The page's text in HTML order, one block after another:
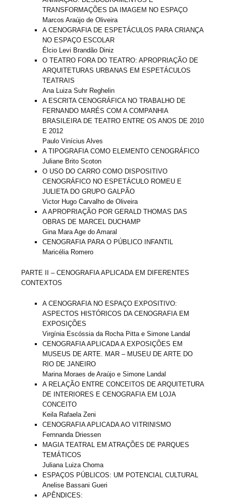
TRANSFORMAÇÕES DA IMAGEM NO ESPAÇO
Marcos Araújo de Oliveira
A CENOGRAFIA DE ESPETÁCULOS PARA CRIANÇA
NO ESPAÇO ESCOLAR
Élcio Levi Brandão Diniz
O TEATRO FORA DO TEATRO: APROPRIAÇÃO DE
ARQUITETURAS URBANAS EM ESPETÁCULOS
TEATRAIS
Ana Luiza Suhr Reghelin
A ESCRITA CENOGRÁFICA NO TRABALHO DE
FERNANDO MARÉS COM A COMPANHIA
BRASILEIRA DE TEATRO ENTRE OS ANOS DE 2010
E 2012
Paulo Vinícius Alves
A TIPOGRAFIA COMO ELEMENTO CENOGRÁFICO
Juliane Brito Scoton
O USO DO CARRO COMO DISPOSITIVO
CENOGRÁFICO NO ESPETÁCULO ROMEU E
JULIETA DO GRUPO GALPÃO
Victor Hugo Carvalho de Oliveira
A APROPRIAÇÃO POR GERALD THOMAS DAS
OBRAS DE MARCEL DUCHAMP
Gina Mara Age do Amaral
CENOGRAFIA PARA O PÚBLICO INFANTIL
Maricélia Romero
PARTE II – CENOGRAFIA APLICADA EM DIFERENTES
CONTEXTOS
A CENOGRAFIA NO ESPAÇO EXPOSITIVO:
ASPECTOS HISTÓRICOS DA CENOGRAFIA EM
EXPOSIÇÕES
Virgínia Escóssia da Rocha Pitta e Simone Landal
CENOGRAFIA APLICADA A EXPOSIÇÕES EM
MUSEUS DE ARTE. MAR – MUSEU DE ARTE DO
RIO DE JANEIRO
Marina Moraes de Araújo e Simone Landal
A RELAÇÃO ENTRE CONCEITOS DE ARQUITETURA
DE INTERIORES E CENOGRAFIA EM LOJA
CONCEITO
Keila Rafaela Zeni
CENOGRAFIA APLICADA AO VITRINISMO
Fernnanda Driessen
MAGIA TEATRAL EM ATRAÇÕES DE PARQUES
TEMÁTICOS
Juliana Luiza Choma
ESPAÇOS PÚBLICOS: UM POTENCIAL CULTURAL
Anelise Bassani Gueri
APÊNDICES: